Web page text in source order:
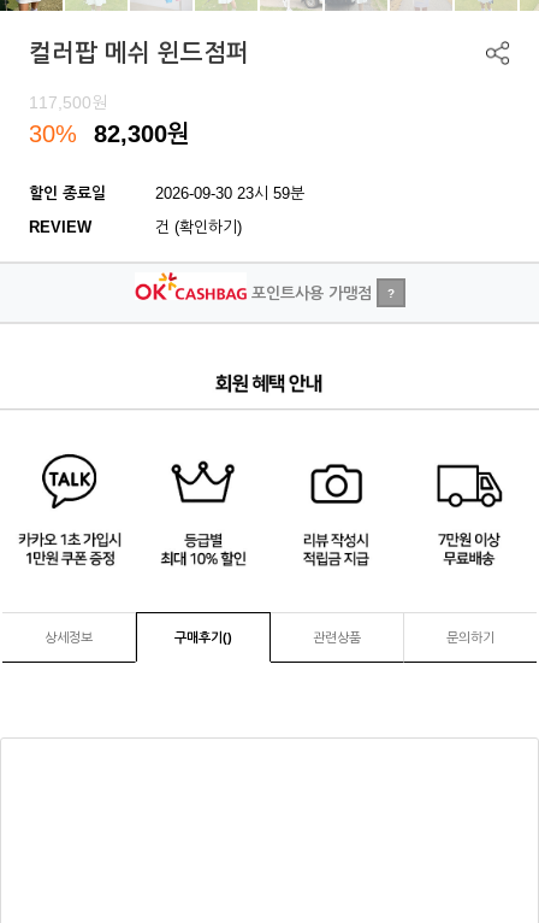
컬러팝 메쉬 윈드점퍼
117,500원
30% 82,300원
할인 종료일
2026-09-30 23시 59분
REVIEW
건 (확인하기)
포인트사용 가맹점 ?
상세정보 구매후기() 관련상품 문의하기